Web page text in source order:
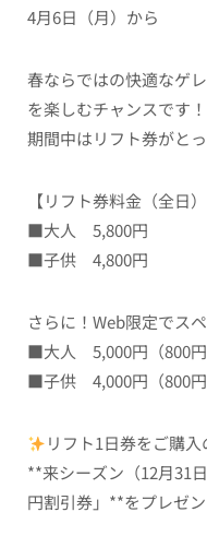
4月6日（月）から
春ならではの快適なゲ
を楽しむチャンスです！
期間中はリフト券がと
【リフト券料金（全日）
■大人 5,800円
■子供 4,800円
さらに！Web限定でス
■大人 5,000円（800円
■子供 4,000円（800円
リフト1日券をご購
**来シーズン（12月31
円割引券」**をプレゼン